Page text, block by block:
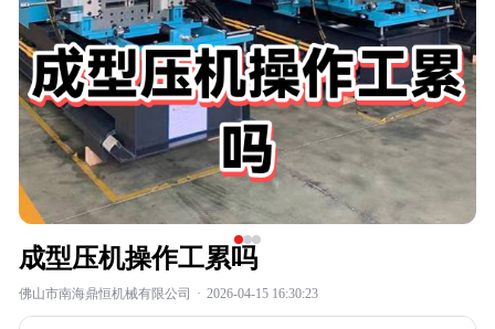
成型压机操作工累吗
佛山市南海鼎恒机械有限公司 · 2026-04-15 16:30:23